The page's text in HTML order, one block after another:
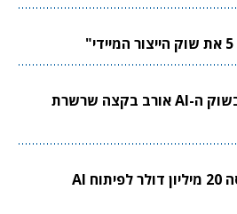
צוואר הבקבוק הבא בשוק ה-AI אורב בקצה שרשרת
Limitless Labs גייסה 20 מיליון דולר לפיתוח AI